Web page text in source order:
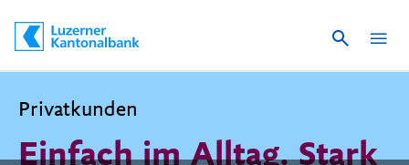
Suche
Privatkunden
Einfach im Alltag. Stark